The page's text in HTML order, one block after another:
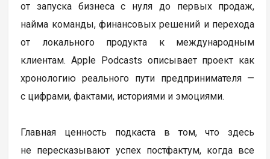
от запуска бизнеса с нуля до первых продаж,
найма команды, финансовых решений и перехода
от локального продукта к международным
клиентам. Apple Podcasts описывает проект как
хронологию реального пути предпринимателя —
с цифрами, фактами, историями и эмоциями.
Главная ценность подкаста в том, что здесь
не пересказывают успех постфактум, когда все